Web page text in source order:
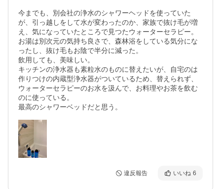
今までも、別会社の浄水のシャワーヘッドを使っていた
が、引っ越しをして水が変わったのか、家族で抜け毛が増
え、気になっていたところで見つたウォーターセラピー。
お湯は別次元の気持ち良さで、森林浴をしている気分にな
ったし、抜け毛もお陰で半分に減った。
飲用しても、美味しい。
キッチンの浄水器も素粒水のものに替えたいが、自宅のは
作りつけの内蔵型浄水器がついているため、替えられず、
ウォーターセラピーのお水を汲んで、お料理やお茶を飲む
のに使っている。
最高のシャワーベッドだと思う。
違反報告 いいね 6